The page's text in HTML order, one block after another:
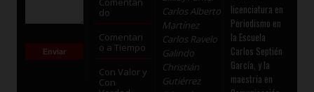
do
Comentari
o a Tiempo
Con Valor y
Con
Carlos Alberto
Martínez
Carlos Ravelo
Galindo
Christián
Gutiérrez
licenciatura en
Periodismo en
la Escuela
Carlos Septién
García, y la
maestría en